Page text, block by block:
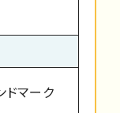
マーク